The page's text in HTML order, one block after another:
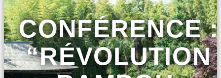
CONFÉRENCE :
“RÉVOLUTION